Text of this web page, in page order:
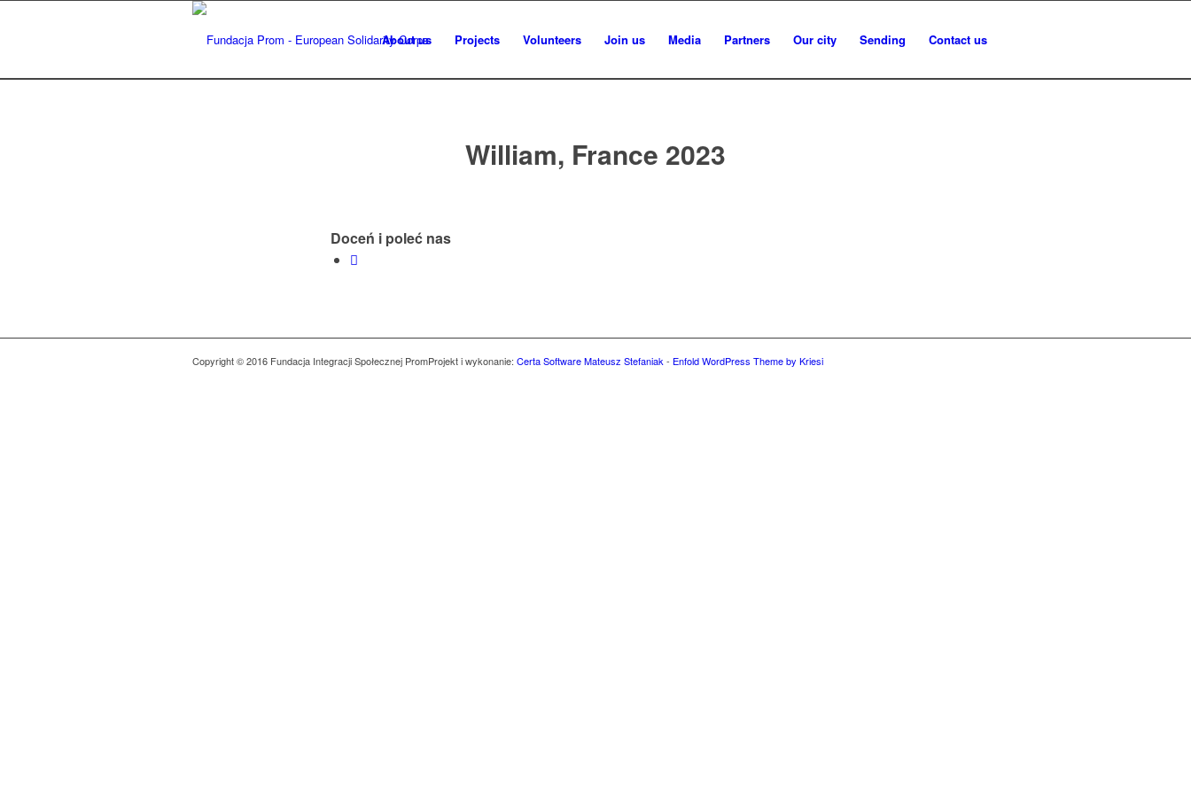
About us Projects Volunteers Join us Media Partners Our city Sending Contact us
William, France 2023
Doceń i poleć nas
Copyright © 2016 Fundacja Integracji Społecznej PromProjekt i wykonanie: Certa Software Mateusz Stefaniak- Enfold WordPress Theme by Kriesi